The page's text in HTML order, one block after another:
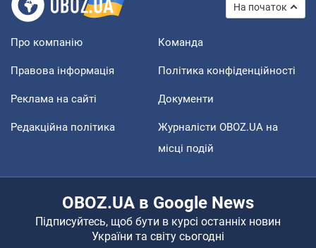
На початок
Про компанію Команда
Правова інформація Політика конфіденційності
Реклама на сайті Документи
Редакційна політика
Журналісти OBOZ.UA на
місці подій
OBOZ.UA в Google News
Підписуйтесь, щоб бути в курсі останніх новин
України та світу сьогодні